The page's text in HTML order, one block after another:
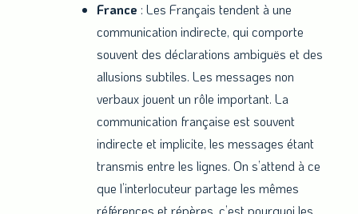
France : Les Français tendent à une
communication indirecte, qui comporte
souvent des déclarations ambiguës et des
allusions subtiles. Les messages non
verbaux jouent un rôle important. La
communication française est souvent
indirecte et implicite, les messages étant
transmis entre les lignes. On s’attend à ce
que l’interlocuteur partage les mêmes
références et répères, c’est pourquoi les